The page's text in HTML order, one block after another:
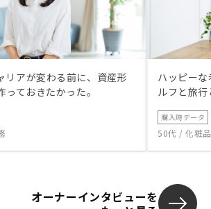
リアが変わる前に、資産形
ておきたかった。
ハッピー
ルフと旅
購入時データ
50代 / 化粧
オーナーインタビューを